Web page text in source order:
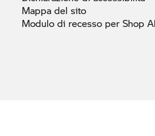
Mappa delsito
Modulo di recesso per Shop